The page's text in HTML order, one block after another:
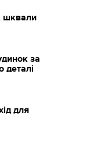
шквали
за
для